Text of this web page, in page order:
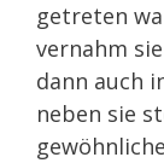
getreten
vernahm
dann auch
neben sie